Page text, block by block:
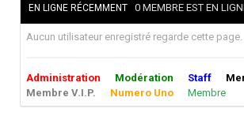
EN LIGNE RÉCEMMENT 0 MEMBRE EST EN
Aucun utilisateur enregistré regarde cette page.
Administration Modération Staff
Membre V.I.P.
Numero Uno Membre